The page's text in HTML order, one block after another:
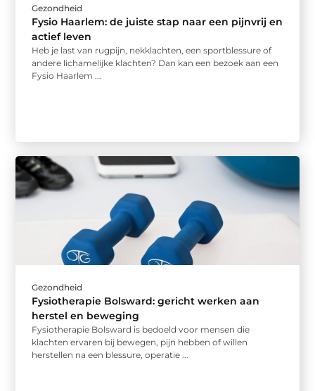
Gezondheid
Fysio Haarlem: de juiste stap naar een pijnvrij en
actief leven
Heb je last van rugpijn, nekklachten, een sportblessure of
andere lichamelijke klachten? Dan kan een bezoek aan een
Fysio Haarlem ...
Gezondheid
Fysiotherapie Bolsward: gericht werken aan
herstel en beweging
Fysiotherapie Bolsward is bedoeld voor mensen die
klachten ervaren bij bewegen, pijn hebben of willen
herstellen na een blessure, operatie ...